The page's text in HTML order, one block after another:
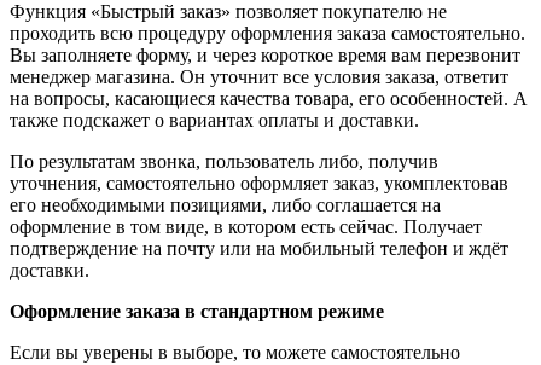
Функция «Быстрый заказ» позволяет покупателю не
проходить всю процедуру оформления заказа самостоятельно.
Вы заполняете форму, и через короткое время вам перезвонит
менеджер магазина. Он уточнит все условия заказа, ответит
на вопросы, касающиеся качества товара, его особенностей. А
также подскажет о вариантах оплаты и доставки.
По результатам звонка, пользователь либо, получив
уточнения, самостоятельно оформляет заказ, укомплектовав
его необходимыми позициями, либо соглашается на
оформление в том виде, в котором есть сейчас. Получает
подтверждение на почту или на мобильный телефон и ждёт
доставки.
Оформление заказа в стандартном режиме
Если вы уверены в выборе, то можете самостоятельно